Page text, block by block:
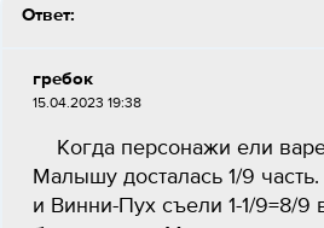
Ответ:
гребок
15.04.2023 19:38
Когда персонажи ели
Малышу досталась 1/9
и Винни-Пух съели 1-1/9=8/9